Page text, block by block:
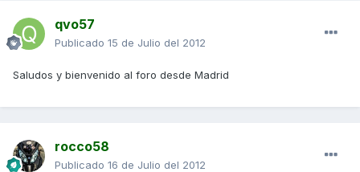
qvo57
Publicado 15 de Julio del 2012
Saludos y bienvenido al foro desde Madrid
rocco58
Publicado 16 de Julio del 2012